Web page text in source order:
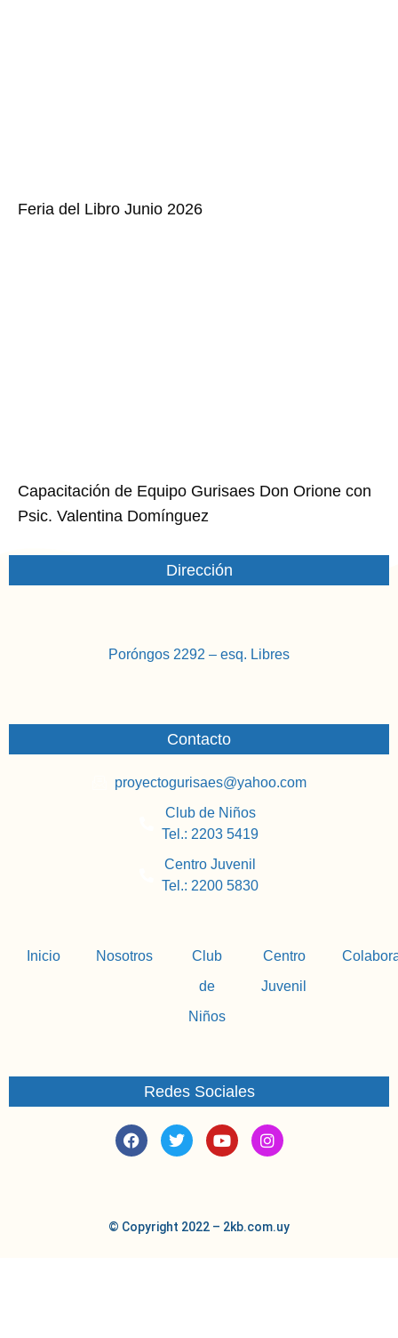
Feria del Libro Junio 2026
Capacitación de Equipo Gurisaes Don Orione con
Psic. Valentina Domínguez
Dirección
Poróngos 2292 – esq. Libres
Contacto
proyectogurisaes@yahoo.com
Club de Niños
Tel.: 2203 5419
Centro Juvenil
Tel.: 2200 5830
Inicio Nosotros
Club
de
Niños
Centro
Juvenil
Redes Sociales
© Copyright 2022 – 2kb.com.uy